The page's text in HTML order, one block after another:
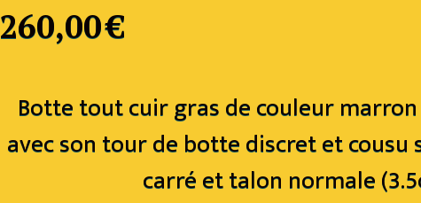
Botte tout cuir gras de couleur
avec son tour de botte discret et
carré et talon normale
260,00€